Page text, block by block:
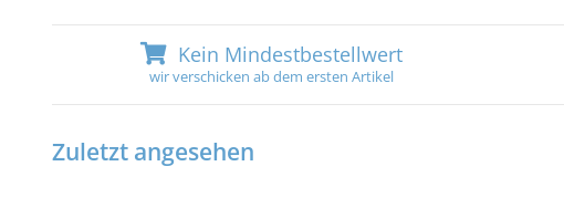
Kein Mindestbestellwert
wir verschicken ab dem ersten Artikel
Zuletzt angesehen